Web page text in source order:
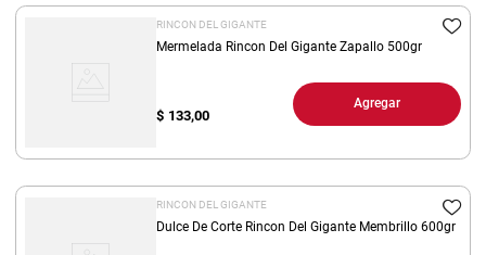
RINCON DEL GIGANTE
Mermelada Rincon Del Gigante Zapallo 500gr
$ 133,00
Agregar
RINCON DEL GIGANTE
Dulce De Corte Rincon Del Gigante Membrillo 600gr